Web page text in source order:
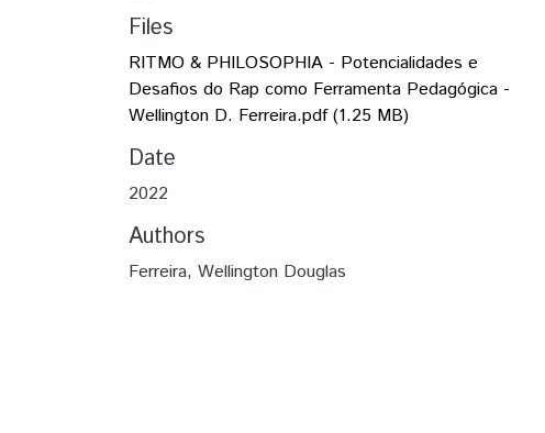
Files
RITMO & PHILOSOPHIA - Potencialidades e
Desafios do Rap como Ferramenta Pedagógica -
Wellington D. Ferreira.pdf(1.25 MB)
Date
2022
Authors
Ferreira, Wellington Douglas